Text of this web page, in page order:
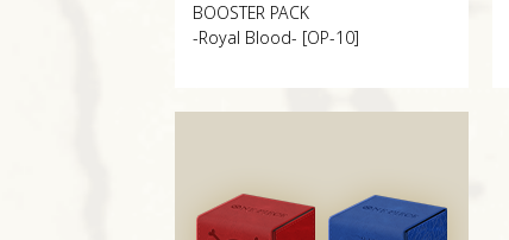
BOOSTER PACK
-Royal Blood- [OP-10]